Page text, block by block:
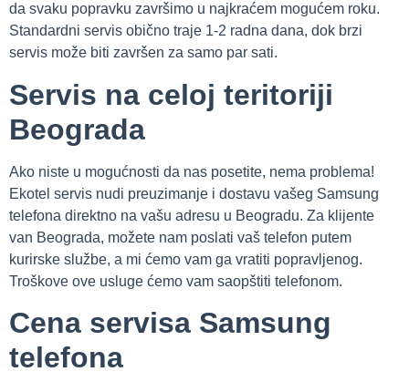
da svaku popravku završimo u najkraćem mogućem roku.
Standardni servis obično traje 1-2 radna dana, dok brzi
servis može biti završen za samo par sati.
Servis na celoj teritoriji
Beograda
Ako niste u mogućnosti da nas posetite, nema problema!
Ekotel servis nudi preuzimanje i dostavu vašeg Samsung
telefona direktno na vašu adresu u Beogradu. Za klijente
van Beograda, možete nam poslati vaš telefon putem
kurirske službe, a mi ćemo vam ga vratiti popravljenog.
Troškove ove usluge ćemo vam saopštiti telefonom.
Cena servisa Samsung
telefona